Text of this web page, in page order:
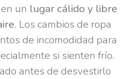
un lugar cálido y libre
. Los cambios de ropa
de incomodidad para
si sienten frío.
antes de desvestirlo